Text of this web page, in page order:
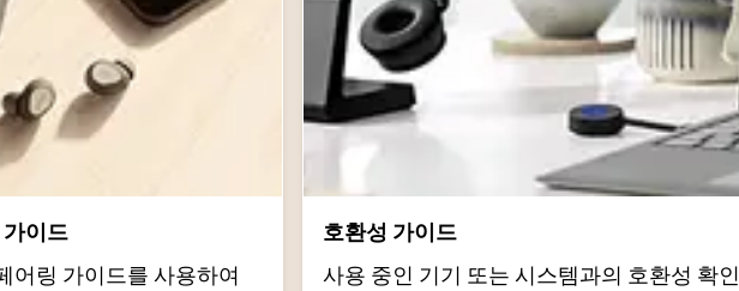
이드
어링 가이드를 사용하여
호환성 가이드
사용 중인 기기 또는 시스템과의 호환성 확인